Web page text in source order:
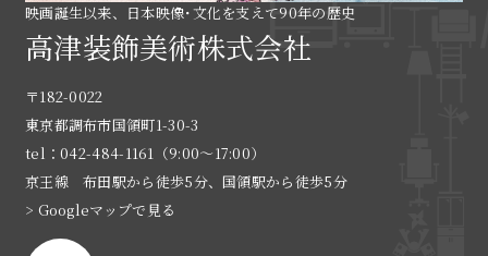
映画誕生以来、日本映像･文化を支えて90年の歴史
高津装飾美術株式会社
〒182-0022
東京都調布市国領町1-30-3
tel：042-484-1161（9:00〜17:00）
京王線 布田駅から徒歩5分、国領駅から徒歩5分
> Googleマップで見る